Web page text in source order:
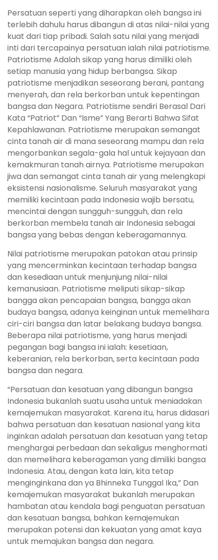
Persatuan seperti yang diharapkan oleh bangsa ini
terlebih dahulu harus dibangun di atas nilai-nilai yang
kuat dari tiap pribadi. Salah satu nilai yang menjadi
inti dari tercapainya persatuan ialah nilai patriotisme.
Patriotisme Adalah sikap yang harus dimiliki oleh
setiap manusia yang hidup berbangsa. Sikap
patriotisme menjadikan seseorang berani, pantang
menyerah, dan rela berkorban untuk kepentingan
bangsa dan Negara. Patriotisme sendiri Berasal Dari
Kata “Patriot” Dan “Isme” Yang Berarti Bahwa Sifat
Kepahlawanan. Patriotisme merupakan semangat
cinta tanah air di mana seseorang mampu dan rela
mengorbankan segala-gala hal untuk kejayaan dan
kemakmuran tanah airnya. Patriotisme merupakan
jiwa dan semangat cinta tanah air yang melengkapi
eksistensi nasionalisme. Seluruh masyarakat yang
memiliki kecintaan pada Indonesia wajib bersatu,
mencintai dengan sungguh-sungguh, dan rela
berkorban membela tanah air Indonesia sebagai
bangsa yang bebas dengan keberagamannya.
Nilai patriotisme merupakan patokan atau prinsip
yang mencerminkan kecintaan terhadap bangsa
dan kesediaan untuk menjunjung nilai-nilai
kemanusiaan. Patriotisme meliputi sikap-sikap
bangga akan pencapaian bangsa, bangga akan
budaya bangsa, adanya keinginan untuk memelihara
ciri-ciri bangsa dan latar belakang budaya bangsa.
Beberapa nilai patriotisme, yang harus menjadi
pegangan bagi bangsa ini ialah: kesetiaan,
keberanian, rela berkorban, serta kecintaan pada
bangsa dan negara.
“Persatuan dan kesatuan yang dibangun bangsa
Indonesia bukanlah suatu usaha untuk meniadakan
kemajemukan masyarakat. Karena itu, harus didasari
bahwa persatuan dan kesatuan nasional yang kita
inginkan adalah persatuan dan kesatuan yang tetap
menghargai perbedaan dan sekaligus menghormati
dan memelihara keberagaman yang dimiliki bangsa
Indonesia. Atau, dengan kata lain, kita tetap
menginginkana dan ya Bhinneka Tunggal Ika,” Dan
kemajemukan masyarakat bukanlah merupakan
hambatan atau kendala bagi penguatan persatuan
dan kesatuan bangsa, bahkan kemajemukan
merupakan potensi dan kekuatan yang amat kaya
untuk memajukan bangsa dan negara.